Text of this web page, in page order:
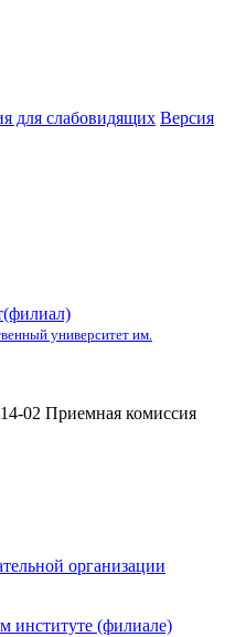
для слабовидящих Версия
университет им.
02 Приемная комиссия
организации
институте (филиале)